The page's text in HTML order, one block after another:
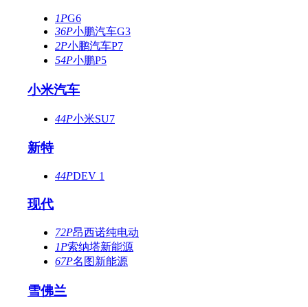
1PG6
36P小鹏汽车G3
2P小鹏汽车P7
54P小鹏P5
小米汽车
44P小米SU7
新特
44PDEV 1
现代
72P昂西诺纯电动
1P索纳塔新能源
67P名图新能源
雪佛兰